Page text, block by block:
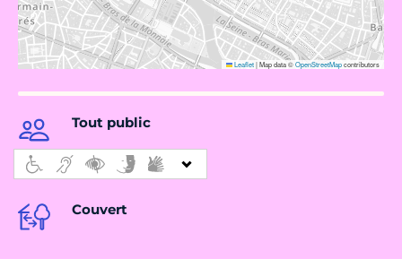
Leaflet|Map data ©OpenStreetMapcontributors
Tout public
Couvert